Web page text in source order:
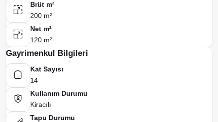
Brüt m²
200 m²
Net m²
120 m²
Gayrimenkul Bilgileri
Kat Sayısı
14
Kullanım Durumu
Kiracılı
Tapu Durumu